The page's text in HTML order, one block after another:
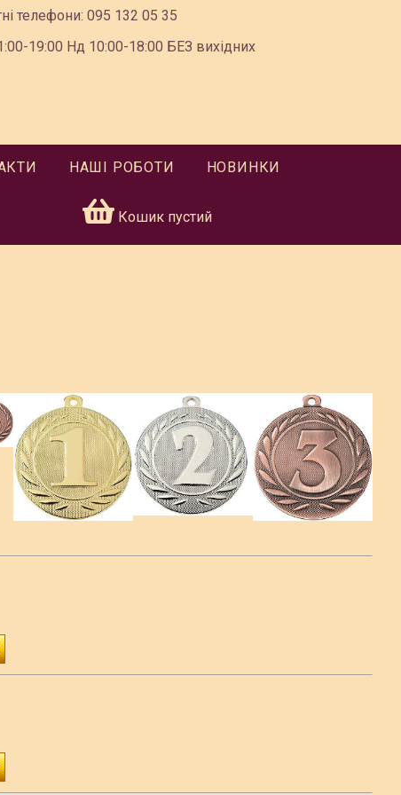
телефони: 095 132 05 35
19:00 Нд 10:00-18:00 БЕЗ вихідних
НАШІ РОБОТИ НОВИНКИ
Кошик пустий